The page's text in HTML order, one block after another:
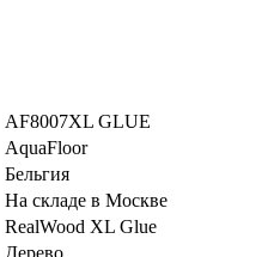
AF8007XL GLUE
AquaFloor
Бельгия
На складе в Москве
RealWood XL Glue
Дерево